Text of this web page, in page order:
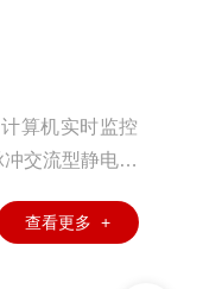
算机实时监控
交流型静电放
查看更多 +